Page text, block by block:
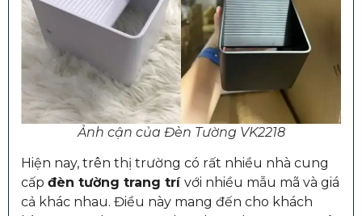
Ảnh cận của Đèn Tường VK2218
Hiện nay, trên thị trường có rất nhiều nhà cung
cấp đèn tường trang trí với nhiều mẫu mã và giá
cả khác nhau. Điều này mang đến cho khách